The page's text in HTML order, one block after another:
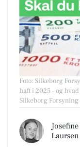
Foto: Silkeborg
haft i 2025 - og
Silkeborg Forsyning
Laursen